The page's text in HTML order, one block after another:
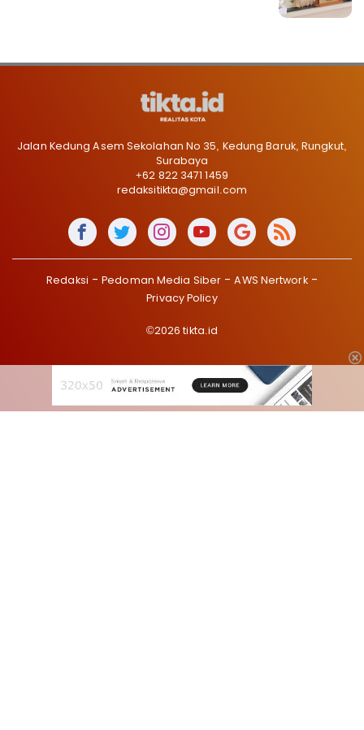
Jalan Kedung Asem Sekolahan No 35, Kedung Baruk, Rungkut,
Surabaya
+62 822 3471 1459
redaksitikta@gmail.com
Redaksi Pedoman Media Siber
AWS Nertwork
Privacy Policy
©2026 tikta.id